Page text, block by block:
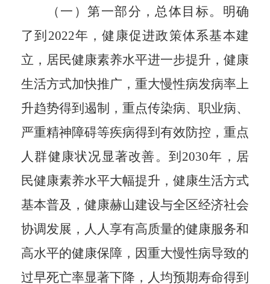
（一）第一部分 ，总体目标。 明确
了到 2022年，健康促进政策体系基本建
立，居民健康素养水平进一步提升，健康
生活方式加快推广，重大慢性病发病率上
升趋势得到遏制，重点传染病、职业病、
严重精神障碍等疾病得到 有效防控，重点
人群健康状况显著改善。到2030年，居
民健康素养水平大幅提升，健康生活方式
基本普及，健康赫山建设与全区经济社会
协调发展，人人享有高质量的健康服务和
高水平的健康保障，因重大慢性病导致的
过早死亡率显著下降，人均预期寿命得到